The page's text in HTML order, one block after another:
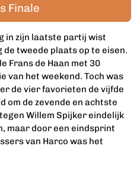
Finale
in zijn laatste partij wist
tweede plaats op te eisen.
Frans de Haan met 30
van het weekend. Toch was
de vier favorieten de vijfde
om de zevende en achtste
Willem Spijker eindelijk
maar door een eindsprint
van Harco was het